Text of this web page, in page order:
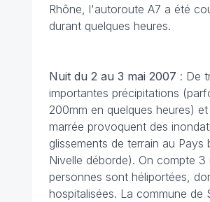
Rhône, l'autoroute A7 a été
durant quelques heures.
Nuit du 2 au 3 mai 2007 : De
importantes précipitations
200mm en quelques heures)
marrée provoquent des
glissements de terrain au Pays
Nivelle déborde). On compte 3
personnes sont héliportées,
hospitalisées. La commune de